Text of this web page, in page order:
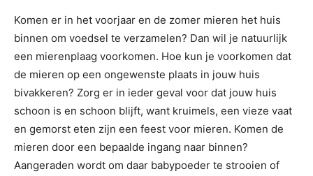
Komen er in het voorjaar en de zomer mieren het huis
binnen om voedsel te verzamelen? Dan wil je natuurlijk
een mierenplaag voorkomen. Hoe kun je voorkomen dat
de mieren op een ongewenste plaats in jouw huis
bivakkeren? Zorg er in ieder geval voor dat jouw huis
schoon is en schoon blijft, want kruimels, een vieze vaat
en gemorst eten zijn een feest voor mieren. Komen de
mieren door een bepaalde ingang naar binnen?
Aangeraden wordt om daar babypoeder te strooien of